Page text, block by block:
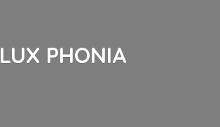
LUX PHONIA